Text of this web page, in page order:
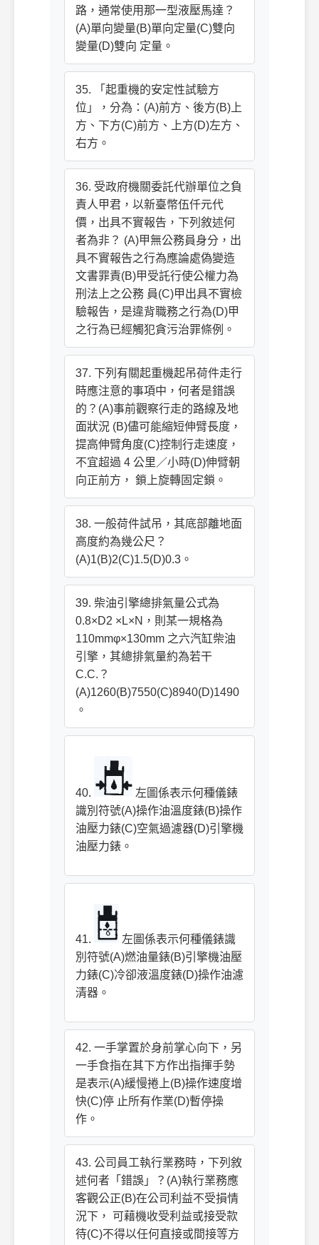
路，通常使用那一型液壓馬達？
(A)單向變量(B)單向定量(C)雙向
變量(D)雙向 定量。
35. 「起重機的安定性試驗方
位」，分為：(A)前方、後方(B)上
方、下方(C)前方、上方(D)左方、
右方。
36. 受政府機關委託代辦單位之負
責人甲君，以新臺幣伍仟元代
價，出具不實報告，下列敘述何
者為非？ (A)甲無公務員身分，出
具不實報告之行為應論處偽變造
文書罪責(B)甲受託行使公權力為
刑法上之公務 員(C)甲出具不實檢
驗報告，是違背職務之行為(D)甲
之行為已經觸犯貪污治罪條例。
37. 下列有關起重機起吊荷件走行
時應注意的事項中，何者是錯誤
的？(A)事前觀察行走的路線及地
面狀況 (B)儘可能縮短伸臂長度，
提高伸臂角度(C)控制行走速度，
不宜超過 4 公里／小時(D)伸臂朝
向正前方， 鎖上旋轉固定鎖。
38. 一般荷件試吊，其底部離地面
高度約為幾公尺？
(A)1(B)2(C)1.5(D)0.3。
39. 柴油引擎總排氣量公式為
0.8×D2 ×L×N，則某一規格為
110mmφ×130mm 之六汽缸柴油
引擎，其總排氣量約為若干
C.C.？
(A)1260(B)7550(C)8940(D)1490
。
40.
左圖係表示何種儀錶
識別符號(A)操作油溫度錶(B)操作
油壓力錶(C)空氣過濾器(D)引擎機
油壓力錶。
41.
左圖係表示何種儀錶識
別符號(A)燃油量錶(B)引擎機油壓
力錶(C)冷卻液溫度錶(D)操作油濾
清器。
42. 一手掌置於身前掌心向下，另
一手食指在其下方作出指揮手勢
是表示(A)緩慢捲上(B)操作速度增
快(C)停 止所有作業(D)暫停操
作。
43. 公司員工執行業務時，下列敘
述何者「錯誤」？(A)執行業務應
客觀公正(B)在公司利益不受損情
況下， 可藉機收受利益或接受款
待(C)不得以任何直接或間接等方